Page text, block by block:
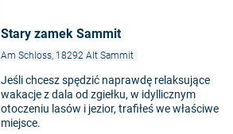
Stary zamek Sammit
Am Schloss, 18292 Alt Sammit
Jeśli chcesz spędzić naprawdę relaksujące
wakacje z dala od zgiełku, w idyllicznym
otoczeniu lasów i jezior, trafiłeś we właściwe
miejsce.